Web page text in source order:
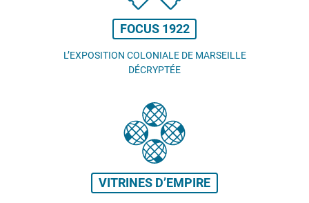
FOCUS 1922
L’EXPOSITION COLONIALE DE MARSEILLE
DÉCRYPTÉE
VITRINES D’EMPIRE